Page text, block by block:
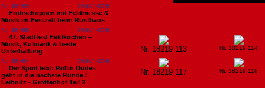
Nr. 18789
26.07.2026
Frühschoppen mit Feldmesse &
Musik im Festzelt beim Rüsthaus
Nr. 18788
26.07.2026
47. Stadtfest Feldkirchen –
Musik, Kulinarik & beste
Unterhaltung
Nr. 18787
26.07.2026
Der Spirit lebt: Rollin Dudes
geht in die nächste Runde /
Leibnitz - Grottenhof Teil 2
Nr. 18219 113 Nr. 18219 114
Nr. 18219 117 Nr. 18219 118